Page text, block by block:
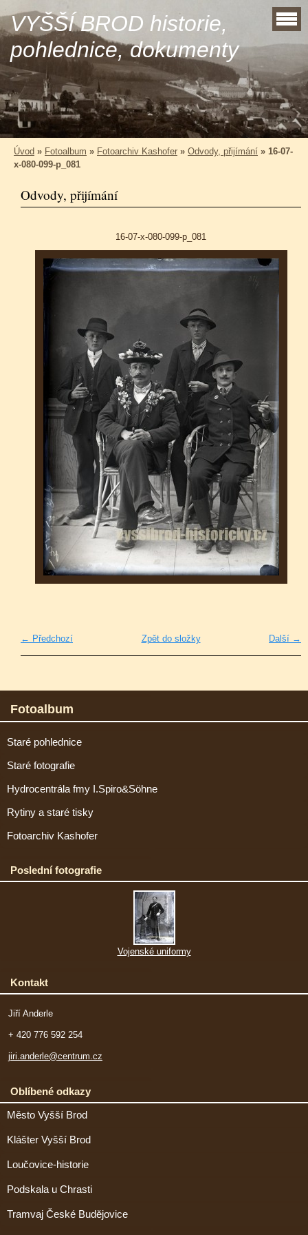
VYŠŠÍ BROD historie,
pohlednice, dokumenty
Úvod » Fotoalbum » Fotoarchiv Kashofer » Odvody, přijímání » 16-07-
x-080-099-p_081
Odvody, přijímání
16-07-x-080-099-p_081
← Předchozí Další →
Zpět do složky
Fotoalbum
Staré pohlednice
Staré fotografie
Hydrocentrála fmy I.Spiro&Söhne
Rytiny a staré tisky
Fotoarchiv Kashofer
Poslední fotografie
Vojenské uniformy
Kontakt
Jiří Anderle
+ 420 776 592 254
jiri.anderle@centrum.cz
Oblíbené odkazy
Město Vyšší Brod
Klášter Vyšší Brod
Loučovice-historie
Podskala u Chrasti
Tramvaj České Budějovice